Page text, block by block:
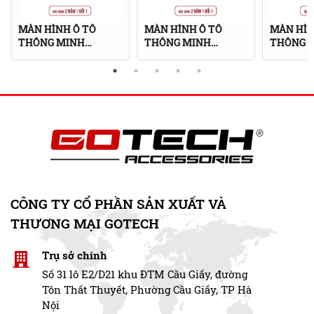
GOTECH GT12.3i 360 đánh dấu một bước tiến quan
trọng trong công nghệ màn hình ô tô, tạo nên một
không gian hiển thị đẳng cấp và đáp ứng đầy đủ nhu
cầu của người dùng với chất lượng hình ảnh xuất sắc.
MÀN HÌNH Ô TÔ
THÔNG MINH
MÀN HÌNH Ô TÔ
THÔNG MINH
BASE
MÀN
THÔNG
CÔNG TY CỔ PHẦN SẢN XUẤT VÀ
THƯƠNG MẠI GOTECH
Trụ sở chính
Số 31 lô E2/D21 khu ĐTM Cầu Giấy, đường
Tôn Thất Thuyết, Phường Cầu Giấy, TP Hà
Nội